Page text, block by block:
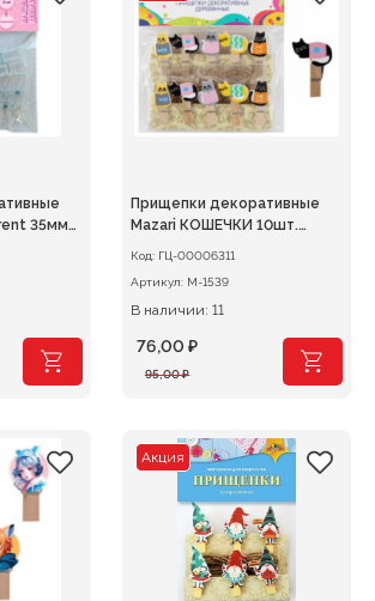
35мм
Прищепки декоративные
Mazari КОШЕЧКИ 10шт.
деревянные
Код: ГЦ-00006311
Артикул: М-1539
В наличии: 11
95,00₽
Первоначальная
95,00 ₽.
76,00 ₽
Текущая
Акция